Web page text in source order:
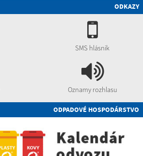
ODKAZY
SMS hlásnik
Oznamy rozhlasu
ODPADOVÉ HOSPODÁRSTVO